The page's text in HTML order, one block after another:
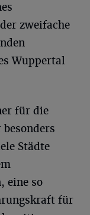
zweifache
Wuppertal
für die
Städte
eine so
für